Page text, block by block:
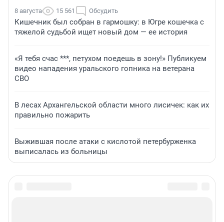
8 августа 15 561 Обсудить
Кишечник был собран в гармошку: в Югре кошечка с
тяжелой судьбой ищет новый дом — ее история
«Я тебя счас ***, петухом поедешь в зону!» Публикуем
видео нападения уральского гопника на ветерана
СВО
В лесах Архангельской области много лисичек: как их
правильно пожарить
Выжившая после атаки с кислотой петербурженка
выписалась из больницы